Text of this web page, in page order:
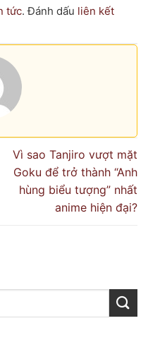
tức. Đánh dấu liên kết
Vì sao Tanjiro vượt mặt
Goku để trở thành “Anh
hùng biểu tượng” nhất
anime hiện đại?